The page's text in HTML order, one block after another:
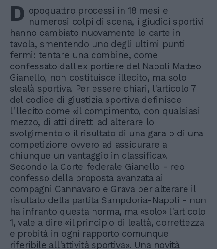
D opoquattro processi in 18 mesi e
numerosi colpi di scena, i giudici sportivi
hanno cambiato nuovamente le carte in
tavola, smentendo uno degli ultimi punti
fermi: tentare una combine, come
confessato dall'ex portiere del Napoli Matteo
Gianello, non costituisce illecito, ma solo
slealà sportiva. Per essere chiari, l'articolo 7
del codice di giustizia sportiva definisce
l'illecito come «il compimento, con qualsiasi
mezzo, di atti diretti ad alterare lo
svolgimento o il risultato di una gara o di una
competizione ovvero ad assicurare a
chiunque un vantaggio in classifica».
Secondo la Corte federale Gianello - reo
confesso della proposta avanzata ai
compagni Cannavaro e Grava per alterare il
risultato della partita Sampdoria-Napoli - non
ha infranto questa norma, ma «solo» l'articolo
1, vale a dire «il principio di lealtà, correttezza
e probità in ogni rapporto comunque
riferibile all'attività sportiva». Una novità